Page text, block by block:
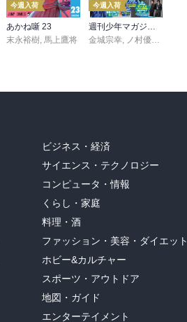
今週入荷
あかね噺 23
末永裕樹, 馬上鷹将
今週入荷
金城宗幸
ノ村優介
ビジネス・経済
サイエンス・テクノロジー
コンピュータ・情報
くらし・家庭
料理・酒
ファッション・美容・ダイエット
ホビー&カルチャー
スポーツ・アウトドア
地図・ガイド
エンターテイメント